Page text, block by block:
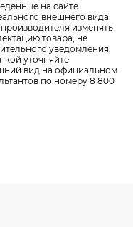
на сайте
внешнего вида
изменять
товара, не
уведомления.
уточняйте
вид на официальном
по номеру 8 800